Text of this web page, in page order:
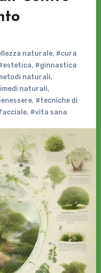
naturale, #cura
, #ginnastica
naturali,
naturali,
, #tecniche di
, #vita sana